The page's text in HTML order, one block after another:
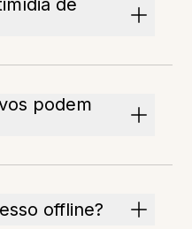
de
podem
offline?